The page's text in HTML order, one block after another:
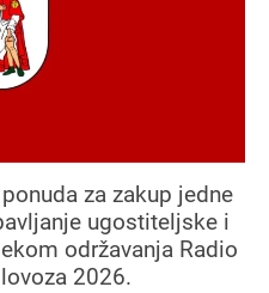
za zakup jedne
ugostiteljske i
održavanja Radio
2026.